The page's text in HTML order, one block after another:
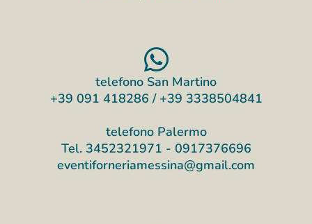
telefono San Martino
+39 091 418286 / +39 3338504841
telefono Palermo
Tel. 3452321971 - 0917376696
eventiforneriamessina@gmail.com